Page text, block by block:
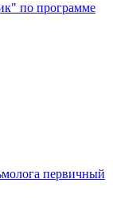
по программе
первичный